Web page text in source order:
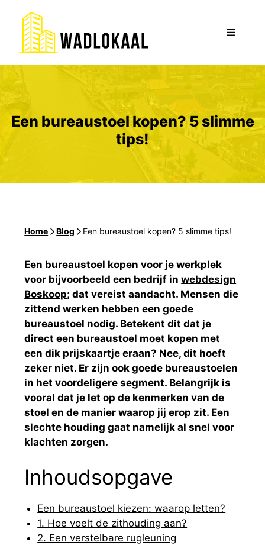
inhoud
Menu
Een bureaustoel kopen? 5 slimme
tips!
Home -Blog - Een bureaustoel kopen? 5 slimme tips!
Een bureaustoel kopen voor je werkplek
voor bijvoorbeeld een bedrijf inwebdesign
Boskoop; dat vereist aandacht. Mensen die
zittend werken hebben een goede
bureaustoel nodig. Betekent dit dat je
direct een bureaustoel moet kopen met
een dik prijskaartje eraan? Nee, dit hoeft
zeker niet. Er zijn ook goede bureaustoelen
in het voordeligere segment. Belangrijk is
vooral dat je let op de kenmerken van de
stoel en de manier waarop jij erop zit. Een
slechte houding gaat namelijk al snel voor
klachten zorgen.
Inhoudsopgave
Een bureaustoel kiezen: waarop letten?
1. Hoe voelt de zithouding aan?
2. Een verstelbare rugleuning